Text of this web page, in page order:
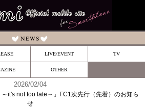
LIVE/EVENT TV
OTHER
2026/02/04
～it's not too late～」FC1次先行（先着）のお知ら
せ